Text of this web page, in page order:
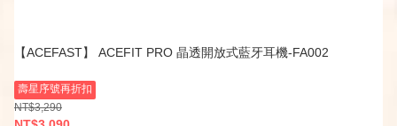
【ACEFAST】 ACEFIT PRO 晶透開放式藍牙耳機-FA002
壽星序號再折扣
NT$3,290